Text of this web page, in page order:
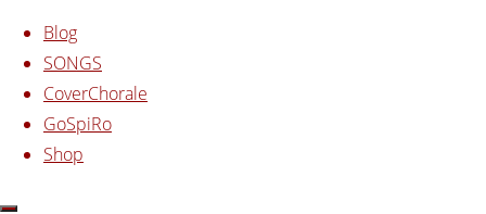
Zum Inhalt springen
Blog
SONGS
CoverChorale
GoSpiRo
Shop
Start